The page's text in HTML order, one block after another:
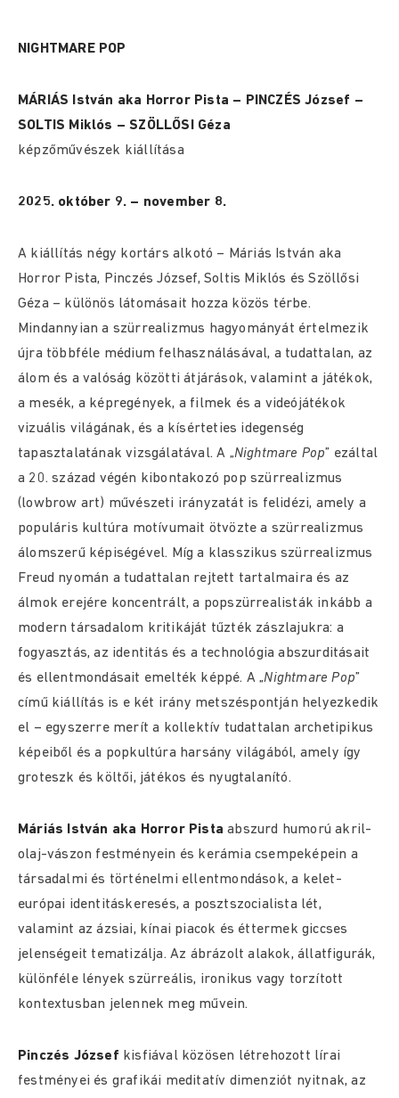
NIGHTMARE POP
MÁRIÁS István aka Horror Pista – PINCZÉS József –
SOLTIS Miklós – SZÖLLŐSI Géza
képzőművészek kiállítása
2025. október 9. – november 8.
A kiállítás négy kortárs alkotó – Máriás István aka
Horror Pista, Pinczés József, Soltis Miklós és Szöllősi
Géza – különös látomásait hozza közös térbe.
Mindannyian a szürrealizmus hagyományát értelmezik
újra többféle médium felhasználásával, a tudattalan, az
álom és a valóság közötti átjárások, valamint a játékok,
a mesék, a képregények, a filmek és a videójátékok
vizuális világának, és a kísérteties idegenség
tapasztalatának vizsgálatával. A „Nightmare Pop” ezáltal
a 20. század végén kibontakozó pop szürrealizmus
(lowbrow art) művészeti irányzatát is felidézi, amely a
populáris kultúra motívumait ötvözte a szürrealizmus
álomszerű képiségével. Míg a klasszikus szürrealizmus
Freud nyomán a tudattalan rejtett tartalmaira és az
álmok erejére koncentrált, a popszürrealisták inkább a
modern társadalom kritikáját tűzték zászlajukra: a
fogyasztás, az identitás és a technológia abszurditásait
és ellentmondásait emelték képpé. A „Nightmare Pop”
című kiállítás is e két irány metszéspontján helyezkedik
el – egyszerre merít a kollektív tudattalan archetipikus
képeiből és a popkultúra harsány világából, amely így
groteszk és költői, játékos és nyugtalanító.
Máriás István aka Horror Pista abszurd humorú akril-
olaj-vászon festményein és kerámia csempeképein a
társadalmi és történelmi ellentmondások, a kelet-
európai identitáskeresés, a posztszocialista lét,
valamint az ázsiai, kínai piacok és éttermek giccses
jelenségeit tematizálja. Az ábrázolt alakok, állatfigurák,
különféle lények szürreális, ironikus vagy torzított
kontextusban jelennek meg művein.
Pinczés József kisfiával közösen létrehozott lírai
festményei és grafikái meditatív dimenziót nyitnak, az